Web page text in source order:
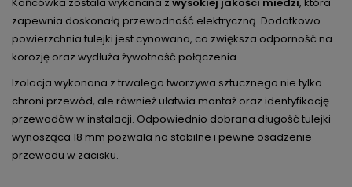
zapewnia doskonałą przewodność elektryczną. Dodatkowo
powierzchnia tulejki jest cynowana, co zwiększa odporność na
korozję oraz wydłuża żywotność połączenia.
Izolacja wykonana z trwałego tworzywa sztucznego nie tylko
chroni przewód, ale również ułatwia montaż oraz identyfikację
przewodów w instalacji. Odpowiednio dobrana długość tulejki
wynosząca 18 mm pozwala na stabilne i pewne osadzenie
przewodu w zacisku.